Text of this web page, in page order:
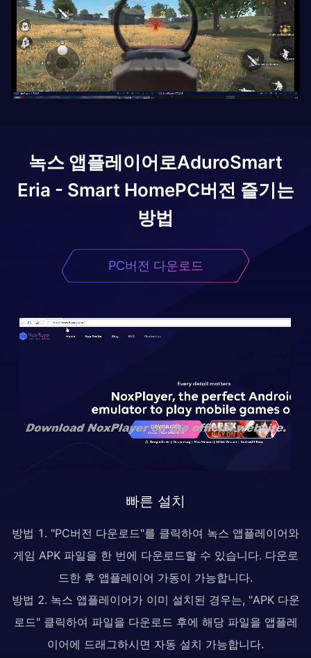
녹스 앱플레이어로AduroSmart
Eria - Smart HomePC버전 즐기는
방법
PC버전 다운로드
빠른 설치
방법 1. "PC버전 다운로드"를 클릭하여 녹스 앱플레이어와
게임 APK 파일을 한 번에 다운로드할 수 있습니다. 다운로
드한 후 앱플레이어 가동이 가능합니다.
방법 2. 녹스 앱플레이어가 이미 설치된 경우는, "APK 다운
로드" 클릭하여 파일을 다운로드 후에 해당 파일을 앱플레
이어에 드래그하시면 자동 설치 가능합니다.